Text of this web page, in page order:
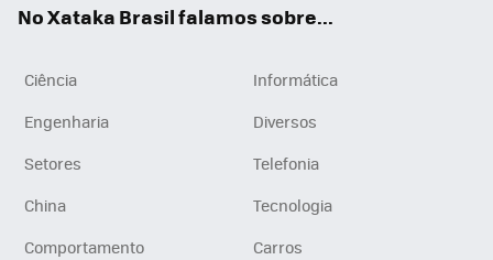
No Xataka Brasil falamos sobre...
Ciência
Informática
Engenharia
Diversos
Setores
Telefonia
China
Tecnologia
Comportamento
Carros